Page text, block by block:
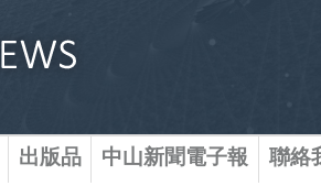
出版品 中山新聞電子報 聯絡